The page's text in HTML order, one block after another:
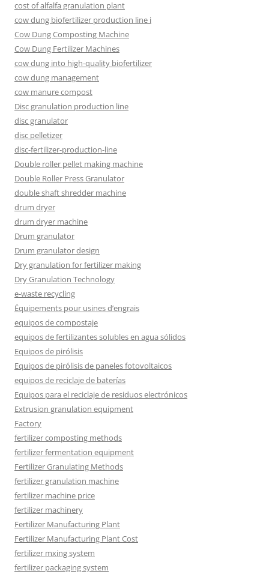
cost of alfalfa granulation plant
cow dung biofertilizer production line i
Cow Dung Composting Machine
Cow Dung Fertilizer Machines
cow dung into high-quality biofertilizer
cow dung management
cow manure compost
Disc granulation production line
disc granulator
disc pelletizer
disc-fertilizer-production-line
Double roller pellet making machine
Double Roller Press Granulator
double shaft shredder machine
drum dryer
drum dryer machine
Drum granulator
Drum granulator design
Dry granulation for fertilizer making
Dry Granulation Technology
e-waste recycling
Équipements pour usines d’engrais
equipos de compostaje
equipos de fertilizantes solubles en agua sólidos
Equipos de pirólisis
Equipos de pirólisis de paneles fotovoltaicos
equipos de reciclaje de baterías
Equipos para el reciclaje de residuos electrónicos
Extrusion granulation equipment
Factory
fertilizer composting methods
fertilizer fermentation equipment
Fertilizer Granulating Methods
fertilizer granulation machine
fertilizer machine price
fertilizer machinery
Fertilizer Manufacturing Plant
Fertilizer Manufacturing Plant Cost
fertilizer mxing system
fertilizer packaging system